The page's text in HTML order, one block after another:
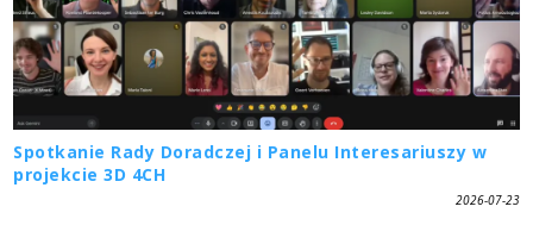
Spotkanie Rady Doradczej i Panelu Interesariuszy w
projekcie 3D 4CH
2026-07-23